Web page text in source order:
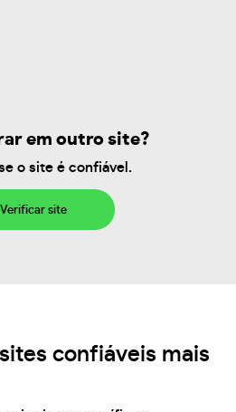
em outro site?
o site é confiável.
Verificar site
confiáveis mais